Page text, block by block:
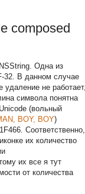
composed
Одна из
32. В данном случае
удаление не работает,
символа понятна
(вольный
BOY, BOY)
Соответственно,
их количество
их все я тут
от количества